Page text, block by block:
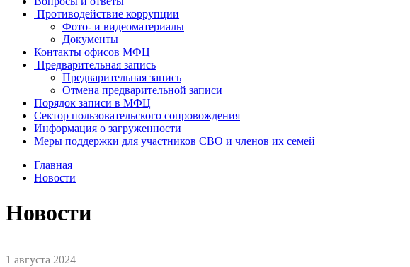
Противодействие коррупции
Фото- и видеоматериалы
Документы
Контакты офисов МФЦ
Предварительная запись
Предварительная запись
Отмена предварительной записи
Порядок записи в МФЦ
Сектор пользовательского сопровождения
Информация о загруженности
Меры поддержки для участников СВО и членов их семей
Главная
Новости
Новости
1 августа 2024